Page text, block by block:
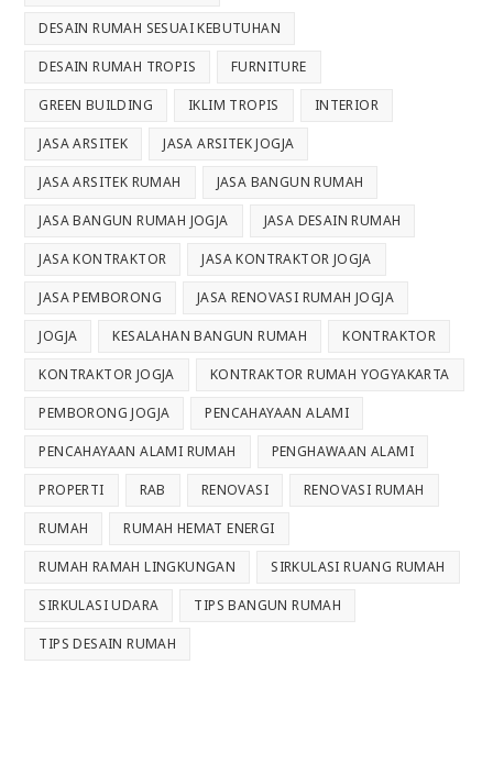
DESAIN RUMAH SESUAI KEBUTUHAN
DESAIN RUMAH TROPIS FURNITURE
GREEN BUILDING IKLIM TROPIS INTERIOR
JASA ARSITEK JASA ARSITEK JOGJA
JASA ARSITEK RUMAH JASA BANGUN RUMAH
JASA BANGUN RUMAH JOGJA JASA DESAIN RUMAH
JASA KONTRAKTOR JASA KONTRAKTOR JOGJA
JASA PEMBORONG JASA RENOVASI RUMAH JOGJA
JOGJA KESALAHAN BANGUN RUMAH KONTRAKTOR
KONTRAKTOR JOGJA KONTRAKTOR RUMAH YOGYAKARTA
PEMBORONG JOGJA PENCAHAYAAN ALAMI
PENCAHAYAAN ALAMI RUMAH PENGHAWAAN ALAMI
PROPERTI RAB RENOVASI RENOVASI RUMAH
RUMAH RUMAH HEMAT ENERGI
RUMAH RAMAH LINGKUNGAN SIRKULASI RUANG RUMAH
SIRKULASI UDARA TIPS BANGUN RUMAH
TIPS DESAIN RUMAH